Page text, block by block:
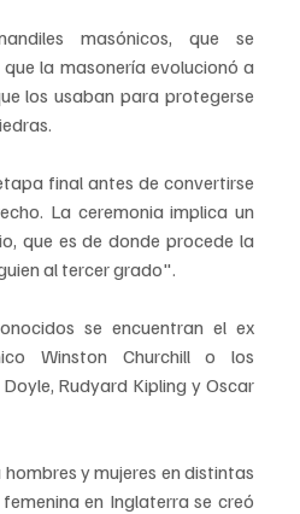
masónicos, que se
la masonería evolucionó a
los usaban para protegerse
final antes de convertirse
La ceremonia implica un
que es de donde procede la
al tercer grado".
se encuentran el ex
Winston Churchill o los
Rudyard Kipling y Oscar
y mujeres en distintas
en Inglaterra se creó